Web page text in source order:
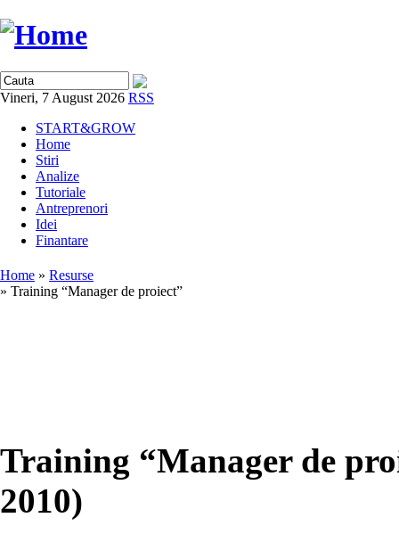
Vineri, 7 August 2026 RSS
START&GROW
Home
Stiri
Analize
Tutoriale
Antreprenori
Idei
Finantare
Home » Resurse
» Training “Manager de proiect”
Training “Manager de
2010)